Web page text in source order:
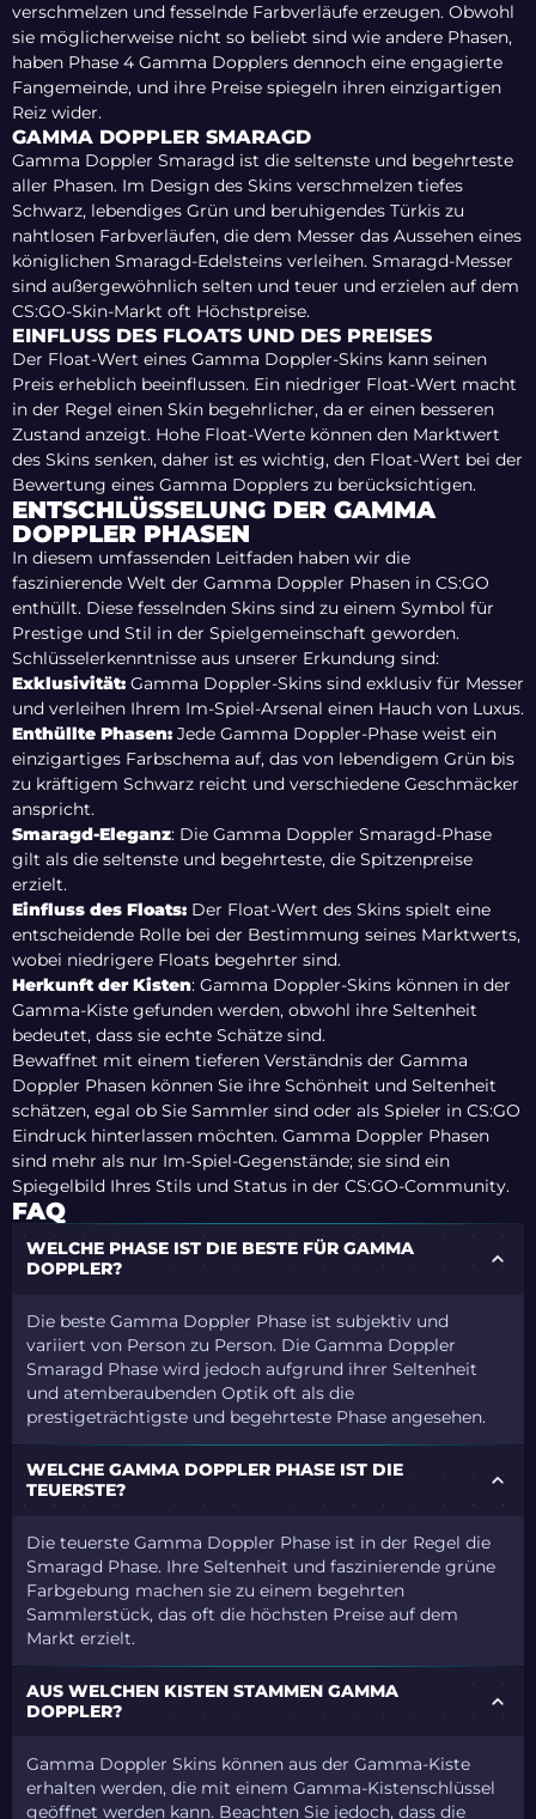
verschmelzen und fesselnde Farbverläufe erzeugen. Obwohl
sie möglicherweise nicht so beliebt sind wie andere Phasen,
haben Phase 4 Gamma Dopplers dennoch eine engagierte
Fangemeinde, und ihre Preise spiegeln ihren einzigartigen
Reiz wider.
GAMMA DOPPLER SMARAGD
Gamma Doppler Smaragd ist die seltenste und begehrteste
aller Phasen. Im Design des Skins verschmelzen tiefes
Schwarz, lebendiges Grün und beruhigendes Türkis zu
nahtlosen Farbverläufen, die dem Messer das Aussehen eines
königlichen Smaragd-Edelsteins verleihen. Smaragd-Messer
sind außergewöhnlich selten und teuer und erzielen auf dem
CS:GO-Skin-Markt oft Höchstpreise.
EINFLUSS DES FLOATS UND DES PREISES
Der Float-Wert eines Gamma Doppler-Skins kann seinen
Preis erheblich beeinflussen. Ein niedriger Float-Wert macht
in der Regel einen Skin begehrlicher, da er einen besseren
Zustand anzeigt. Hohe Float-Werte können den Marktwert
des Skins senken, daher ist es wichtig, den Float-Wert bei der
Bewertung eines Gamma Dopplers zu berücksichtigen.
ENTSCHLÜSSELUNG DER GAMMA
DOPPLER PHASEN
In diesem umfassenden Leitfaden haben wir die
faszinierende Welt der Gamma Doppler Phasen in CS:GO
enthüllt. Diese fesselnden Skins sind zu einem Symbol für
Prestige und Stil in der Spielgemeinschaft geworden.
Schlüsselerkenntnisse aus unserer Erkundung sind:
Exklusivität: Gamma Doppler-Skins sind exklusiv für Messer
und verleihen Ihrem Im-Spiel-Arsenal einen Hauch von Luxus.
Enthüllte Phasen: Jede Gamma Doppler-Phase weist ein
einzigartiges Farbschema auf, das von lebendigem Grün bis
zu kräftigem Schwarz reicht und verschiedene Geschmäcker
anspricht.
Smaragd-Eleganz: Die Gamma Doppler Smaragd-Phase
gilt als die seltenste und begehrteste, die Spitzenpreise
erzielt.
Einfluss des Floats: Der Float-Wert des Skins spielt eine
entscheidende Rolle bei der Bestimmung seines Marktwerts,
wobei niedrigere Floats begehrter sind.
Herkunft der Kisten: Gamma Doppler-Skins können in der
Gamma-Kiste gefunden werden, obwohl ihre Seltenheit
bedeutet, dass sie echte Schätze sind.
Bewaffnet mit einem tieferen Verständnis der Gamma
Doppler Phasen können Sie ihre Schönheit und Seltenheit
schätzen, egal ob Sie Sammler sind oder als Spieler in CS:GO
Eindruck hinterlassen möchten. Gamma Doppler Phasen
sind mehr als nur Im-Spiel-Gegenstände; sie sind ein
Spiegelbild Ihres Stils und Status in der CS:GO-Community.
FAQ
WELCHE PHASE IST DIE BESTE FÜR GAMMA
DOPPLER?
Die beste Gamma Doppler Phase ist subjektiv und
variiert von Person zu Person. Die Gamma Doppler
Smaragd Phase wird jedoch aufgrund ihrer Seltenheit
und atemberaubenden Optik oft als die
prestigeträchtigste und begehrteste Phase angesehen.
WELCHE GAMMA DOPPLER PHASE IST DIE
TEUERSTE?
Die teuerste Gamma Doppler Phase ist in der Regel die
Smaragd Phase. Ihre Seltenheit und faszinierende grüne
Farbgebung machen sie zu einem begehrten
Sammlerstück, das oft die höchsten Preise auf dem
Markt erzielt.
AUS WELCHEN KISTEN STAMMEN GAMMA
DOPPLER?
Gamma Doppler Skins können aus der Gamma-Kiste
erhalten werden, die mit einem Gamma-Kistenschlüssel
geöffnet werden kann. Beachten Sie jedoch, dass die